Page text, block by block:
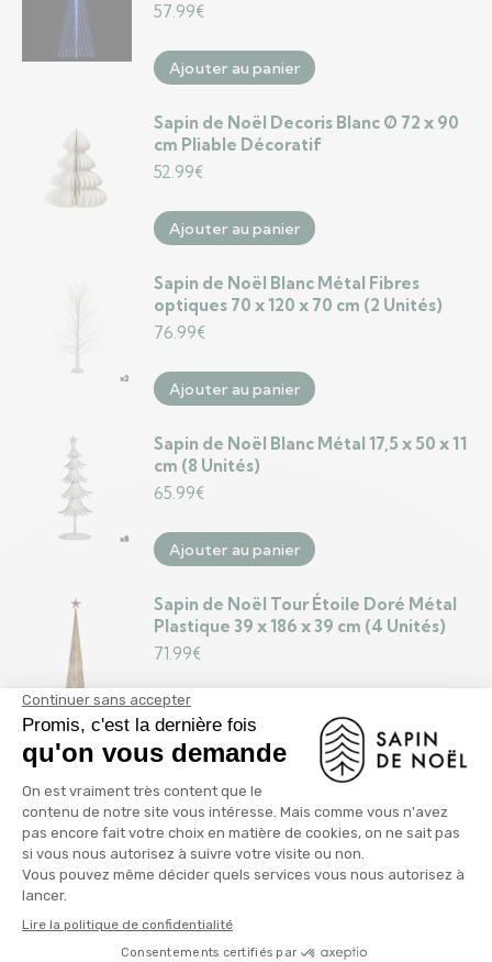
57.99€
Ajouter au panier
Sapin de Noël Decoris Blanc Ø 72 x 90
cm Pliable Décoratif
52.99€
Ajouter au panier
Sapin de Noël Blanc Métal Fibres
optiques 70 x 120 x 70 cm (2 Unités)
76.99€
Ajouter au panier
Sapin de Noël Blanc Métal 17,5 x 50 x 11
cm (8 Unités)
65.99€
Ajouter au panier
Sapin de Noël Tour Étoile Doré Métal
Plastique 39 x 186 x 39 cm (4 Unités)
71.99€
Ajouter au panier
Sapin de Noël Tour Doré Métal
Plastique (Ø 28 x 127 cm)
13.99€
Ajouter au panier
Sapin de Noël Tour Rouge Métal
Plastique (Ø 34 x 154 cm)